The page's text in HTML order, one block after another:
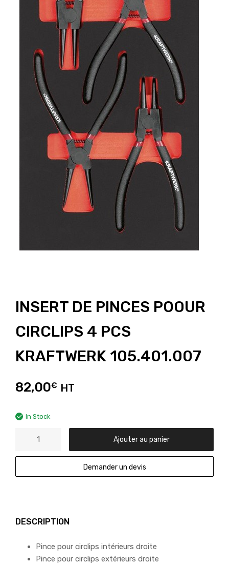
INSERT DE PINCES POOUR
CIRCLIPS 4 PCS
KRAFTWERK 105.401.007
82,00€ HT
In Stock
Ajouter au panier
Demander un devis
DESCRIPTION
Pince pour circlips intérieurs droite
Pince pour circlips extérieurs droite